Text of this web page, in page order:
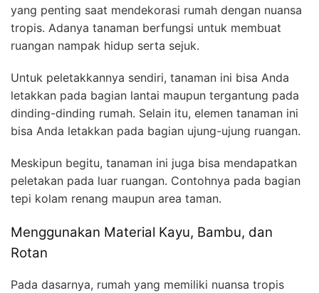
yang penting saat mendekorasi rumah dengan nuansa
tropis. Adanya tanaman berfungsi untuk membuat
ruangan nampak hidup serta sejuk.
Untuk peletakkannya sendiri, tanaman ini bisa Anda
letakkan pada bagian lantai maupun tergantung pada
dinding-dinding rumah. Selain itu, elemen tanaman ini
bisa Anda letakkan pada bagian ujung-ujung ruangan.
Meskipun begitu, tanaman ini juga bisa mendapatkan
peletakan pada luar ruangan. Contohnya pada bagian
tepi kolam renang maupun area taman.
Menggunakan Material Kayu, Bambu, dan
Rotan
Pada dasarnya, rumah yang memiliki nuansa tropis